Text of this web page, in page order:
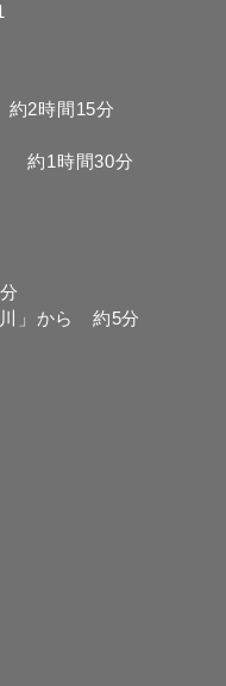
2時間15分
約1時間30分
川」から 約5分